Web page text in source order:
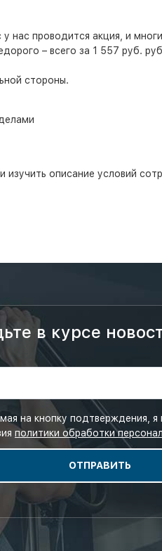
нас проводится акция, и
– всего за 1 557 руб.
стороны.
изучить описание условий
в курсе
на кнопку подтверждения, я
политики обработки